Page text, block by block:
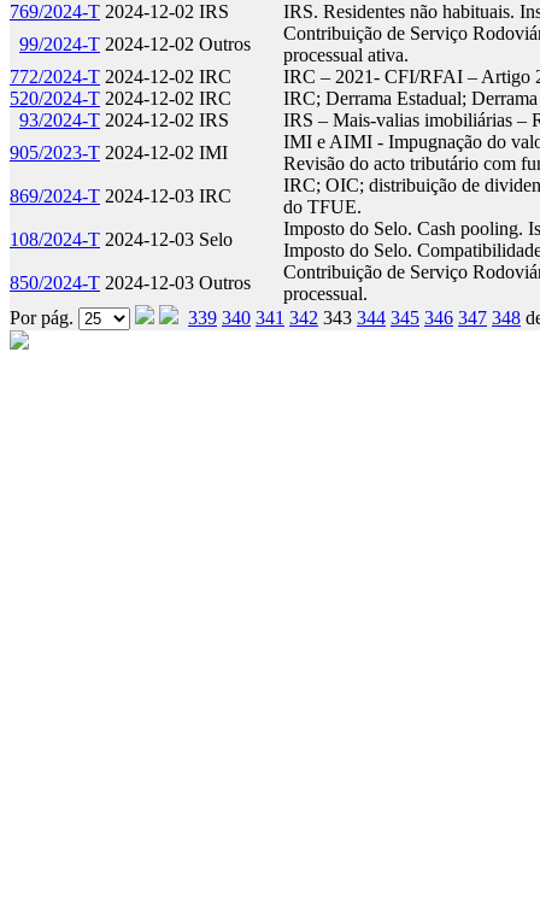
769/2024-T 2024-12-02 IRS
IRS. Residentes não habituais.
99/2024-T 2024-12-02 Outros
Contribuição de Serviço
processual ativa.
772/2024-T 2024-12-02 IRC
IRC – 2021- CFI/RFAI – Artigo
520/2024-T 2024-12-02 IRC
IRC; Derrama Estadual;
93/2024-T 2024-12-02 IRS
IRS – Mais-valias imobiliárias –
905/2023-T 2024-12-02 IMI
IMI e AIMI - Impugnação do
Revisão do acto tributário com
869/2024-T 2024-12-03 IRC
IRC; OIC; distribuição de
do TFUE.
108/2024-T 2024-12-03 Selo
Imposto do Selo. Cash pooling.
Imposto do Selo.
850/2024-T 2024-12-03 Outros
Contribuição de Serviço
processual.
Por pág.
339 340 341 342 343 344 345 346 347 348